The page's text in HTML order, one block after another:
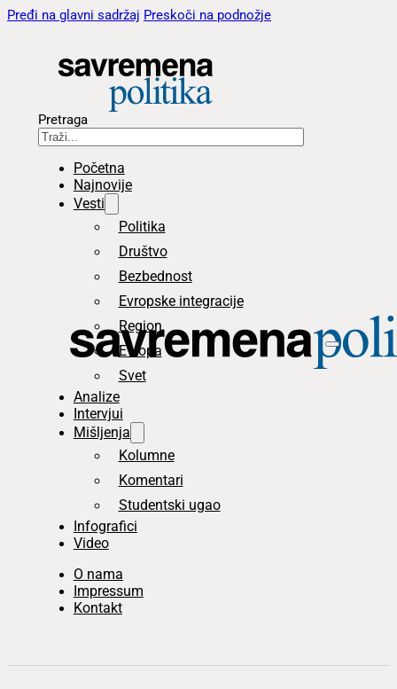
Pređi na glavni sadržaj Preskoči na podnožje
Pretraga
Početna
Najnovije
Vesti
Politika
Društvo
Bezbednost
Evropske integracije
Region
Evropa
Svet
Analize
Intervjui
Mišljenja
Kolumne
Komentari
Studentski ugao
Infografici
Video
O nama
Impressum
Kontakt